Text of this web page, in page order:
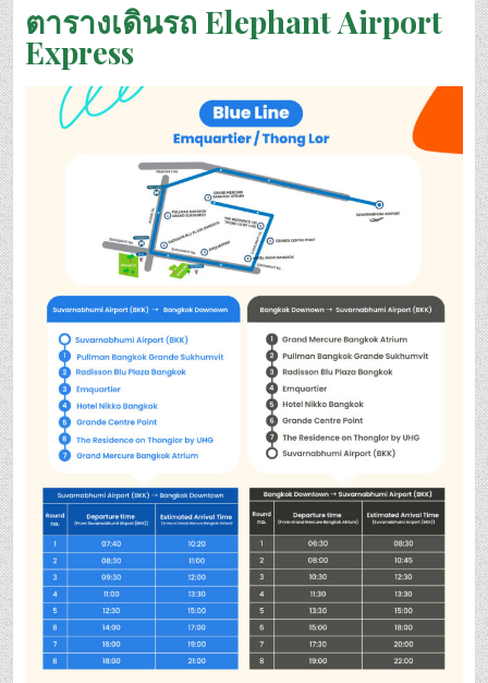
ตารางเดินรถ Elephant Airport
Express